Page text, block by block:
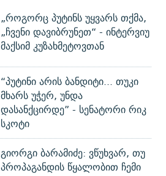
„როგორც პუტინს უყვარს თქმა,
„ჩვენი დავიბრუნეთ“ - ინტერვიუ
მაქსიმ კუზახმეტოვთან
“პუტინი არის ბანდიტი... თუკი
მხარს უჭერ, უნდა
დასანქცირდე” - სენატორი რიკ
სკოტი
გიორგი ბარამიძე: ვწუხვარ, თუ
პროპაგანდის წყალობით ჩემი